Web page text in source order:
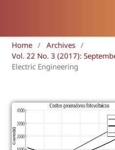
Home / Archives /
Vol. 22 No. 3 (2017):
Electric Engineering